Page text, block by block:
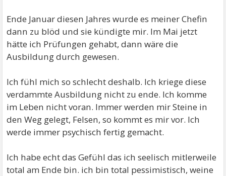
Ende Januar diesen Jahres wurde es meiner Chefin
dann zu blöd und sie kündigte mir. Im Mai jetzt
hätte ich Prüfungen gehabt, dann wäre die
Ausbildung durch gewesen.
Ich fühl mich so schlecht deshalb. Ich kriege diese
verdammte Ausbildung nicht zu ende. Ich komme
im Leben nicht voran. Immer werden mir Steine in
den Weg gelegt, Felsen, so kommt es mir vor. Ich
werde immer psychisch fertig gemacht.
Ich habe echt das Gefühl das ich seelisch mitlerweile
total am Ende bin. ich bin total pessimistisch, weine